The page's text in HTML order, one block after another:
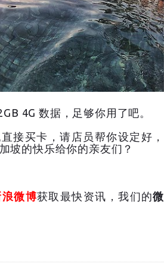
4G 数据，足够你用了吧。
接买卡，请店员帮你设定好，
坡的快乐给你的亲友们？
浪微博获取最快资讯，我们的微